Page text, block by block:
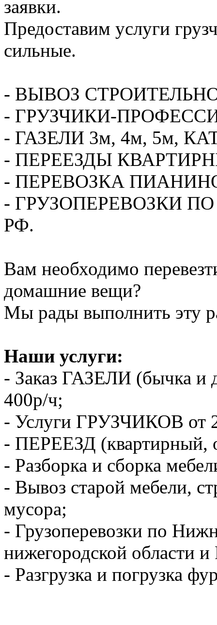
заявки.
Предоставим услуги
сильные.
- ВЫВОЗ
- ГРУЗЧИКИ-
- ГАЗЕЛИ 3м, 4м, 5м,
- ПЕРЕЕЗДЫ
- ПЕРЕВОЗКА
- ГРУЗОПЕРЕВОЗКИ
РФ.
Вам необходимо
домашние вещи?
Мы рады выполнить эту
Наши услуги:
- Заказ ГАЗЕЛИ (бычка и
400р/ч;
- Услуги ГРУЗЧИКОВ от
- ПЕРЕЕЗД (квартирный,
- Разборка и сборка
- Вывоз старой мебели,
мусора;
- Грузоперевозки по
нижегородской области и
- Разгрузка и погрузка